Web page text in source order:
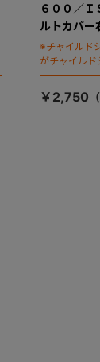
６００／
ルトカバー
※チャイルド
がチャイルド
ます）
￥2,750